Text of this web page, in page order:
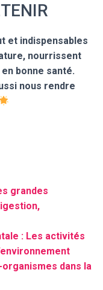
et indispensables
nourrissent
bonne santé.
nous rendre
grandes
: Les activités
dans la